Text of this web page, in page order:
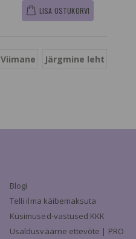
LISA OSTUKORVI
Viimane Järgmine leht
Blogi
Telli ilma käibemaksuta
Küsimused-vastused KKK
Usaldusväärne ettevõte | PRO